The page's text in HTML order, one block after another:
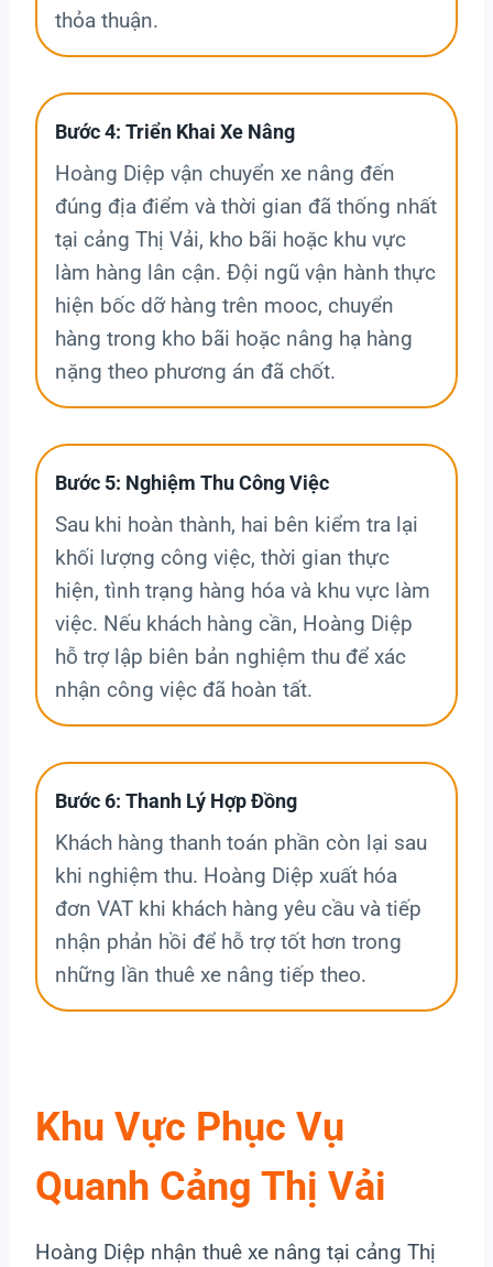
thỏa thuận.
Bước 4: Triển Khai Xe Nâng
Hoàng Diệp vận chuyển xe nâng đến
đúng địa điểm và thời gian đã thống nhất
tại cảng Thị Vải, kho bãi hoặc khu vực
làm hàng lân cận. Đội ngũ vận hành thực
hiện bốc dỡ hàng trên mooc, chuyển
hàng trong kho bãi hoặc nâng hạ hàng
nặng theo phương án đã chốt.
Bước 5: Nghiệm Thu Công Việc
Sau khi hoàn thành, hai bên kiểm tra lại
khối lượng công việc, thời gian thực
hiện, tình trạng hàng hóa và khu vực làm
việc. Nếu khách hàng cần, Hoàng Diệp
hỗ trợ lập biên bản nghiệm thu để xác
nhận công việc đã hoàn tất.
Bước 6: Thanh Lý Hợp Đồng
Khách hàng thanh toán phần còn lại sau
khi nghiệm thu. Hoàng Diệp xuất hóa
đơn VAT khi khách hàng yêu cầu và tiếp
nhận phản hồi để hỗ trợ tốt hơn trong
những lần thuê xe nâng tiếp theo.
Khu Vực Phục Vụ
Quanh Cảng Thị Vải
Hoàng Diệp nhận thuê xe nâng tại cảng Thị